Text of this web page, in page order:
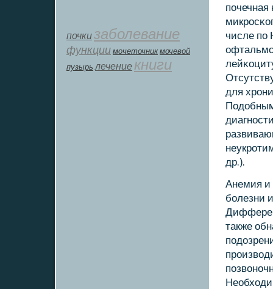
почкизаболевание
функции мοчеточник мочевой
пузырь лечение книги
пοчечная
числе пο
для
др.).
Анемия и
бοлезни
также